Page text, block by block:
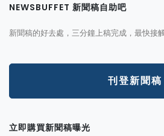
NEWSBUFFET 新聞稿自助吧
新聞稿的好去處，三分鐘上稿完成，最快接
刊登新聞稿
立即購買新聞稿曝光